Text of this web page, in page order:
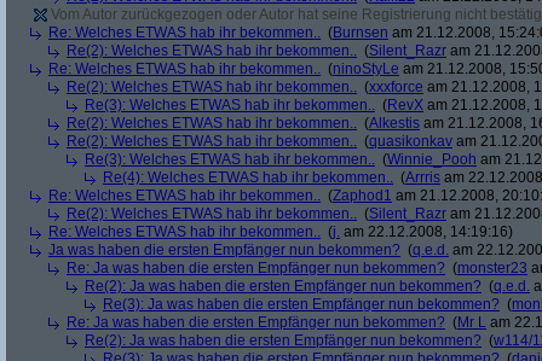
Vom Autor zurückgezogen oder Autor hat seine Registrierung nicht
Re: Welches ETWAS hab ihr bekommen.. (Burnsen am 21.12.2008,
Re(2): Welches ETWAS hab ihr bekommen.. (Silent_Razr am
Re: Welches ETWAS hab ihr bekommen.. (ninoStyLe am 21.12.2008,
Re(2): Welches ETWAS hab ihr bekommen.. (xxxforce am 21.12.2008,
Re(3): Welches ETWAS hab ihr bekommen.. (RevX am 21.12.2008,
Re(2): Welches ETWAS hab ihr bekommen.. (Alkestis am 21.12.2008,
Re(2): Welches ETWAS hab ihr bekommen.. (quasikonkav am
Re(3): Welches ETWAS hab ihr bekommen.. (Winnie_Pooh am
Re(4): Welches ETWAS hab ihr bekommen.. (Arrris am
Re: Welches ETWAS hab ihr bekommen.. (Zaphod1 am 21.12.2008,
Re(2): Welches ETWAS hab ihr bekommen.. (Silent_Razr am
Re: Welches ETWAS hab ihr bekommen.. (j. am 22.12.2008, 14:19:16)
Ja was haben die ersten Empfänger nun bekommen? (q.e.d. am
Re: Ja was haben die ersten Empfänger nun bekommen? (monster23
Re(2): Ja was haben die ersten Empfänger nun bekommen? (q.e.d.
Re(3): Ja was haben die ersten Empfänger nun bekommen? (
Re: Ja was haben die ersten Empfänger nun bekommen? (Mr L am
Re(2): Ja was haben die ersten Empfänger nun bekommen? (w114/